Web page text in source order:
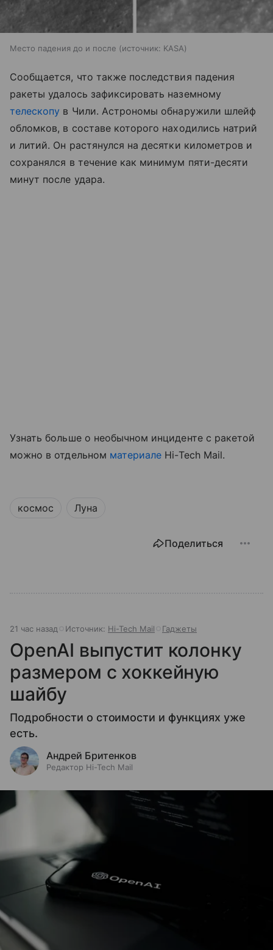
Место падения до и после источник: KASA
Сообщается, что также последствия падения
ракеты удалось зафиксировать наземному
телескопу в Чили. Астрономы обнаружили шлейф
обломков, в составе которого находились натрий
и литий. Он растянулся на десятки километров и
сохранялся в течение как минимум пяти-десяти
минут после удара.
Узнать больше о необычном инциденте с ракетой
можно в отдельном материале Hi-Tech Mail.
космос Луна
Поделиться
21 час назад Источник: Hi-Tech Mail Гаджеты
OpenAI выпустит колонку
размером с хоккейную
шайбу
Подробности о стоимости и функциях уже
есть.
Андрей Бритенков
Редактор Hi-Tech Mail